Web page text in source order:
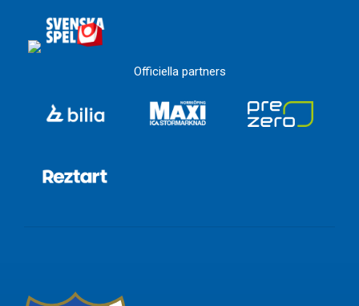
Officiella partners